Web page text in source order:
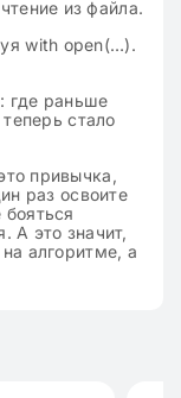
из файла.
with open(…).
где раньше
стало
привычка,
раз освоите
А это значит,
алгоритме, а